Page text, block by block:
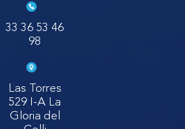
33 36 53 46
98
Las Torres
529 I-A La
Gloria del